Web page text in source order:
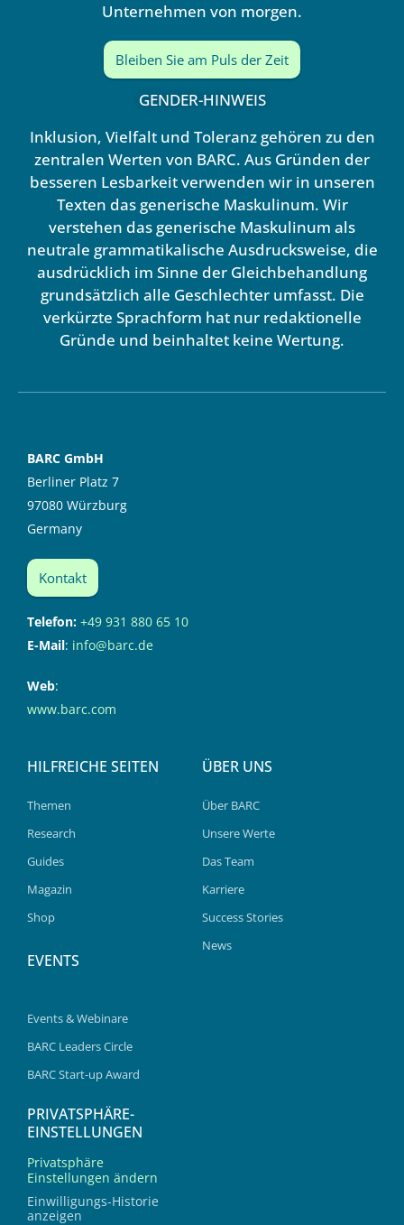
Unternehmen von morgen.
Bleiben Sie am Puls der Zeit
GENDER-HINWEIS
Inklusion, Vielfalt und Toleranz gehören zu den
zentralen Werten von BARC. Aus Gründen der
besseren Lesbarkeit verwenden wir in unseren
Texten das generische Maskulinum. Wir
verstehen das generische Maskulinum als
neutrale grammatikalische Ausdrucksweise, die
ausdrücklich im Sinne der Gleichbehandlung
grundsätzlich alle Geschlechter umfasst. Die
verkürzte Sprachform hat nur redaktionelle
Gründe und beinhaltet keine Wertung.
BARC GmbH
Berliner Platz 7
97080 Würzburg
Germany
Kontakt
Telefon: +49 931 880 65 10
E-Mail: info@barc.de
Web:
www.barc.com
HILFREICHE SEITEN
Themen
Research
Guides
Magazin
Shop
EVENTS
Events & Webinare
BARC Leaders Circle
BARC Start-up Award
ÜBER UNS
Über BARC
Unsere Werte
Das Team
Karriere
Success Stories
News
PRIVATSPHÄRE-
EINSTELLUNGEN
Privatsphäre
Einstellungen ändern
Einwilligungs-Historie
anzeigen